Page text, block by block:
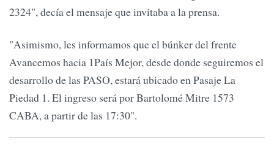
2324", decía el mensaje que invitaba a la prensa.
"Asimismo, les informamos que el búnker del frente
Avancemos hacia 1País Mejor, desde donde seguiremos el
desarrollo de las PASO, estará ubicado en Pasaje La
Piedad 1. El ingreso será por Bartolomé Mitre 1573
CABA, a partir de las 17:30".